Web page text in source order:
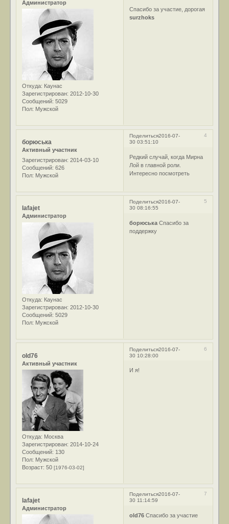
Администратор
Откуда: Каунас
Зарегистрирован: 2012-10-30
Сообщений: 5029
Пол: Мужской
Спасибо за участие, дорогая
surzhoks
Поделиться 4
2016-07-
30 03:51:10
борюська
Активный участник
Зарегистрирован: 2014-03-10
Сообщений: 626
Пол: Мужской
Редкий случай, когда Мирна
Лой в главной роли.
Интересно посмотреть
Поделиться 5
2016-07-
30 08:16:55
lafajet
Администратор
Откуда: Каунас
Зарегистрирован: 2012-10-30
Сообщений: 5029
Пол: Мужской
борюська Спасибо за
поддержку
Поделиться 6
2016-07-
30 10:28:00
old76
Активный участник
Откуда: Москва
Зарегистрирован: 2014-10-24
Сообщений: 130
Пол: Мужской
Возраст: 50[1976-03-02]
И я!
Поделиться 7
2016-07-
30 11:14:59
lafajet
Администратор
old76 Спасибо за участие